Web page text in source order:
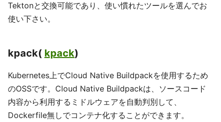
Tektonと交換可能であり、使い慣れたツールを選んでお
使い下さい。
kpack( kpack)
Kubernetes上でCloud Native Buildpackを使用するため
のOSSです。Cloud Native Buildpackは、ソースコード
内容から利用するミドルウェアを自動判別して、
Dockerfile無しでコンテナ化することができます。